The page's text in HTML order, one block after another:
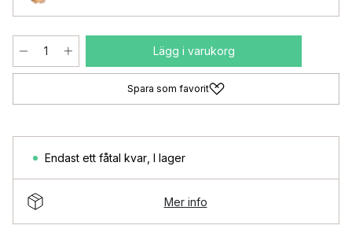
Lägg i varukorg
Spara som favorit
Endast ett fåtal kvar I lager
Mer info